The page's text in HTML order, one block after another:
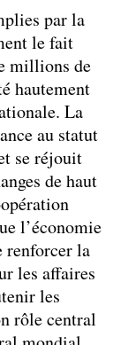
par la
le fait
millions de
hautement
La
au statut
se réjouit
de haut
l’économie
renforcer la
les affaires
les
rôle central